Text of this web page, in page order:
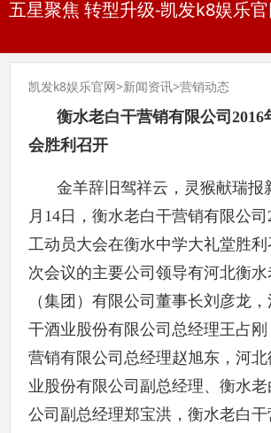
五星聚焦 转型升级-凯发k8娱乐
凯发k8娱乐官网>新闻资讯>营销动态
衡水老白干营销有限公司2016
会胜利召开
金羊辞旧驾祥云，灵猴献瑞报
月14日，衡水老白干营销有限公司
工动员大会在衡水中学大礼堂胜
次会议的主要公司领导有河北衡
（集团）有限公司董事长刘彦龙
干酒业股份有限公司总经理王占
营销有限公司总经理赵旭东，河
业股份有限公司副总经理、衡水
公司副总经理郑宝洪，衡水老白干